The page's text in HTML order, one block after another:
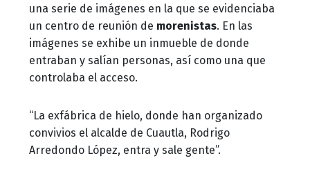
una serie de imágenes en la que se evidenciaba
un centro de reunión de morenistas. En las
imágenes se exhibe un inmueble de donde
entraban y salían personas, así como una que
controlaba el acceso.
“La exfábrica de hielo, donde han organizado
convivios el alcalde de Cuautla, Rodrigo
Arredondo López, entra y sale gente”.